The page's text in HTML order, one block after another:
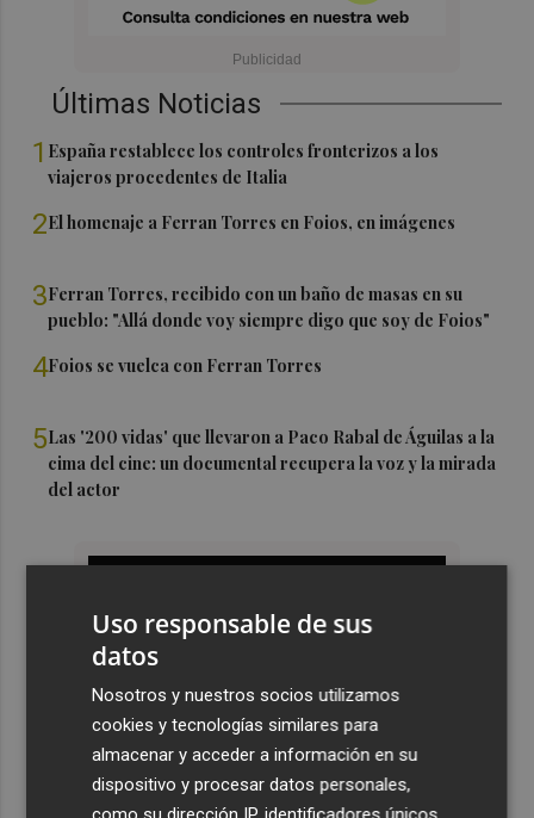
Últimas Noticias
1 España restablece los controles fronterizos a los
viajeros procedentes de Italia
2El homenaje a Ferran Torres en Foios, en imágenes
3Ferran Torres, recibido con un baño de masas en su
pueblo: "Allá donde voy siempre digo que soy de Foios"
4Foios se vuelca con Ferran Torres
5Las '200 vidas' que llevaron a Paco Rabal de Águilas a la
cima del cine: un documental recupera la voz y la mirada
del actor
Uso responsable de sus
datos
Nosotros y nuestros socios utilizamos
cookies y tecnologías similares para
almacenar y acceder a información en su
dispositivo y procesar datos personales,